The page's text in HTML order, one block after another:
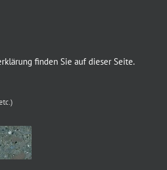
finden Sie auf dieser Seite.